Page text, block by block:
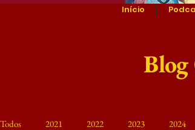
Início
Todos 2021 2022 2023 2024